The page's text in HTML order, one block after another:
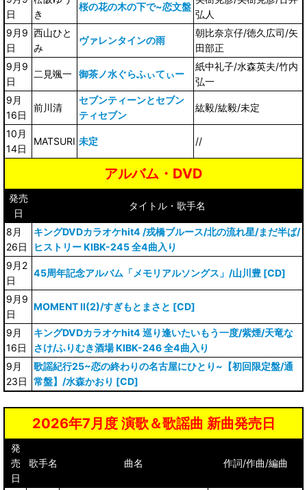
日
き
桜の花の木の下で~恋文盤
弘人
9月9
日
西山ひと
み
ヴァレンタインの雨
朝比奈京仔/徳久広司/矢
田部正
9月9
日
二見颯一 御茶ノ水ぐらふぃてぃー
紙中礼子/水森英夫/竹内
弘一
9月
16日
前川清
セブンティーンとセブン
ティセブン
紘毅/紘毅/未定
10月
14日
MATSURI 未定 //
アルバム・DVD
発売
日
タイトル・歌手名
8月
26日
キングDVDカラオケhit4 /戎橋ブルース/北の流れ星/まだ半ば/
ヒストリー KIBK-245 全4曲入り
9月2
日
45周年記念アルバム「メモリアルソングス」/山川豊 [CD]
9月9
日
MOMENT II(2)/すぎもとまさと [CD]
9月
16日
キングDVDカラオケhit4 巡り逢いたいもう一度/紫煙/天竜な
さけ/ふりむき酒場 KIBK-246 全4曲入り
9月
23日
歌謡紀行25~恋の終わりの名古屋にひとり~【初回限定盤/通
常盤】/水森かおり [CD]
2026年7月度 演歌＆歌謡曲 新曲発売日
発
売
日
歌手名 曲名 作詞/作曲/編曲